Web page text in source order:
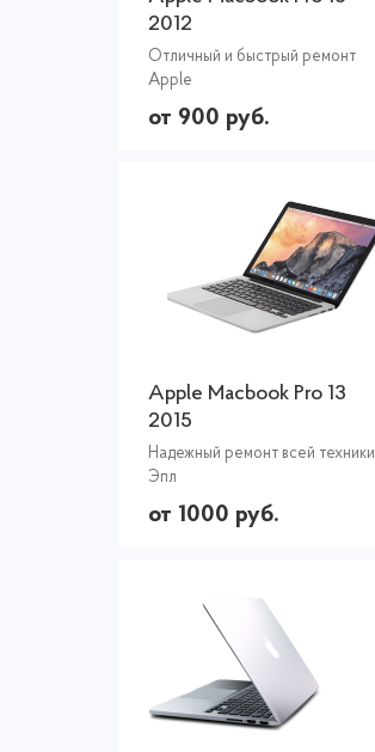
2012
Отличный и быстрый ремонт
Apple
от 900 руб.
Apple Macbook Pro 13
2015
Надежный ремонт всей техники
Эпл
от 1000 руб.